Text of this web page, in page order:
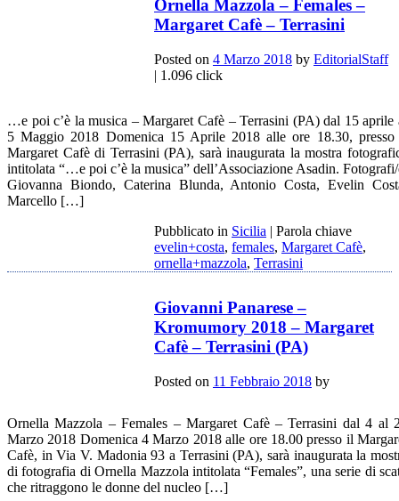
…e poi c’è la musica – Margaret Cafè – Terrasini (PA) dal 15 aprile
5 Maggio 2018 Domenica 15 Aprile 2018 alle ore 18.30,
Margaret Cafè di Terrasini (PA), sarà inaugurata la mostra
intitolata “…e poi c’è la musica” dell’Associazione Asadin.
Giovanna Biondo, Caterina Blunda, Antonio Costa, Evelin
Marcello […]
Ornella Mazzola – Females –
Margaret Cafè – Terrasini
Posted on 4 Marzo 2018 by EditorialStaff
| 1.096 click
Ornella Mazzola – Females – Margaret Cafè – Terrasini dal 4 al
Marzo 2018 Domenica 4 Marzo 2018 alle ore 18.00 presso il
Cafè, in Via V. Madonia 93 a Terrasini (PA), sarà inaugurata la
di fotografia di Ornella Mazzola intitolata “Females”, una serie di
che ritraggono le donne del nucleo […]
Pubblicato in Sicilia | Parola chiave
evelin+costa, females, Margaret Cafè,
ornella+mazzola, Terrasini
Giovanni Panarese –
Kromumory 2018 – Margaret
Cafè – Terrasini (PA)
Posted on 11 Febbraio 2018 by